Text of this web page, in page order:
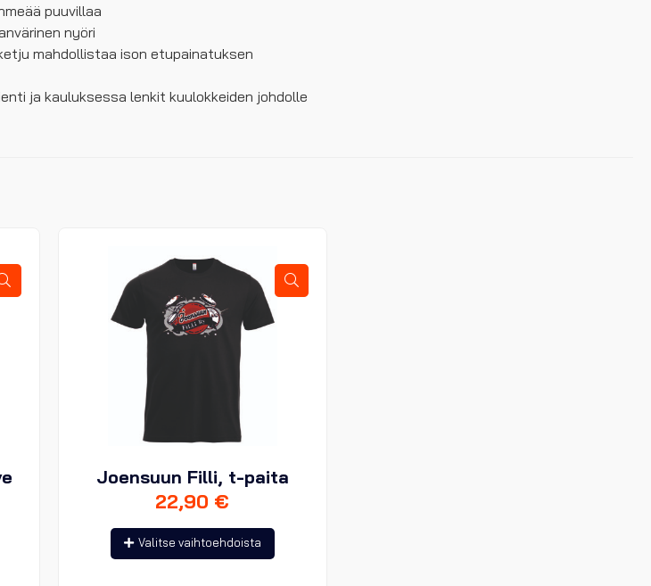
puuvillaa
nyöri
mahdollistaa ison etupainatuksen
ja kauluksessa lenkit kuulokkeiden johdolle
Joensuun Filli, t-paita
22,90 €
Valitse vaihtoehdoista
tuotteella